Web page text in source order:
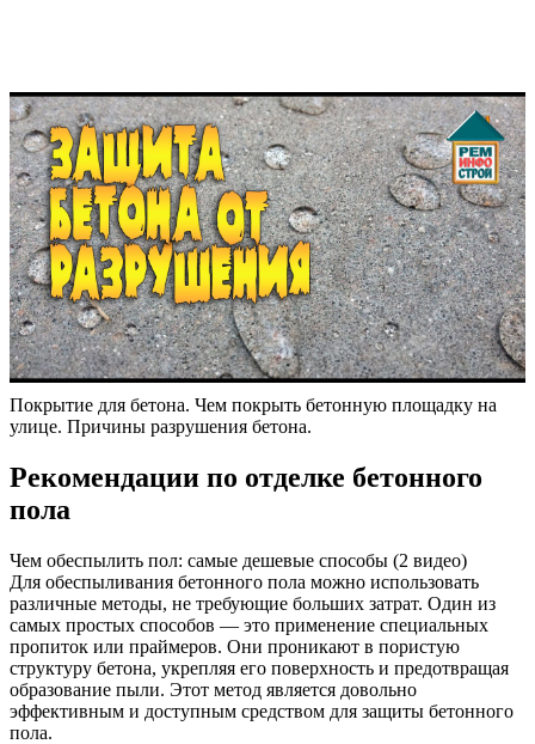
Покрытие для бетона. Чем покрыть бетонную площадку на
улице. Причины разрушения бетона.
Рекомендации по отделке бетонного
пола
Чем обеспылить пол: самые дешевые способы (2 видео)
Для обеспыливания бетонного пола можно использовать
различные методы, не требующие больших затрат. Один из
самых простых способов — это применение специальных
пропиток или праймеров. Они проникают в пористую
структуру бетона, укрепляя его поверхность и предотвращая
образование пыли. Этот метод является довольно
эффективным и доступным средством для защиты бетонного
пола.